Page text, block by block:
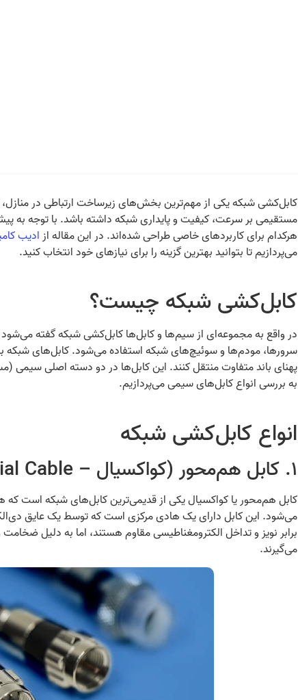
کابل‌کشی شبکه یکی از مهم‌ترین بخش‌های زیرساخت ارتباطی در منازل،
مستقیمی بر سرعت، کیفیت و پایداری شبکه داشته باشد. با توجه به
هرکدام برای کاربردهای خاصی طراحی شده‌اند. در این مقاله از ادیب
می‌پردازیم تا بتوانید بهترین گزینه را برای نیازهای خود انتخاب کنید.
کابل‌کشی شبکه چیست؟
در واقع به مجموعه‌ای از سیم‌ها و کابل‌ها کابل‌کشی شبکه گفته می‌شود
سرورها، مودم‌ها و سوئیچ‌های شبکه استفاده می‌شود. کابل‌های شبکه
به بررسی انواع کابل‌های سیمی می‌پردازیم.
انواع کابل‌کشی شبکه
۱. کابل هم‌محور (کواکسیال – Coaxial Cable)
کابل هم‌محور یا کواکسیال یکی از قدیمی‌ترین کابل‌های شبکه است که
می‌شود. این کابل دارای یک هادی مرکزی است که توسط یک عایق
برابر نویز و تداخل الکترومغناطیسی مقاوم هستند، اما به دلیل
می‌گیرند.